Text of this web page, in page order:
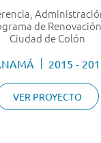
de
Ciudad de Colón
2015 -
VER PROYECTO